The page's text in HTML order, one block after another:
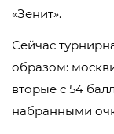
«Зенит».
Сейчас
образом:
вторые с 54
набранными